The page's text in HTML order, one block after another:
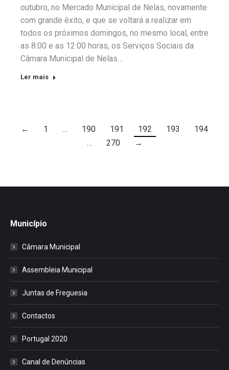
outubro, no Mercado Municipal de Nelas, novamente
com grande êxito, e que se voltará a realizar em
todos os próximos domingos, no mesmo local, entre
as 8:00 e as 12:00 horas, os Serviços Sociais da
Câmara Municipal de Nelas…
Ler mais
← 1 … 190 191 192 193
194
…
270 →
Município
Câmara Municipal
Assembleia Municipal
Juntas de Freguesia
Contactos
Portugal 2020
Canal de Denúncias